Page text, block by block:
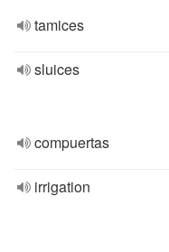
tamices
sluices
compuertas
irrigation